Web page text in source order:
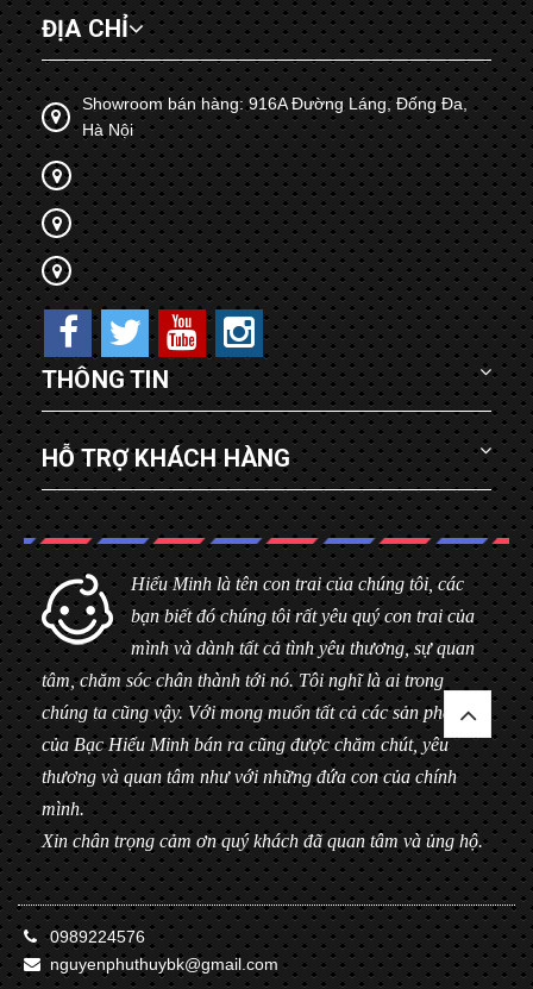
ĐỊA CHỈ
Showroom bán hàng: 916A Đường Láng, Đống Đa,
Hà Nội
THÔNG TIN
HỖ TRỢ KHÁCH HÀNG
Hiểu Minh là tên con trai của chúng tôi, các
bạn biết đó chúng tôi rất yêu quý con trai của
mình và dành tất cả tình yêu thương, sự quan
tâm, chăm sóc chân thành tới nó. Tôi nghĩ là ai trong
chúng ta cũng vậy. Với mong muốn tất cả các sản phẩm
của Bạc Hiểu Minh bán ra cũng được chăm chút, yêu
thương và quan tâm như với những đứa con của chính
mình.
Xin chân trọng cảm ơn quý khách đã quan tâm và ủng hộ.
0989224576
nguyenphuthuybk@gmail.com